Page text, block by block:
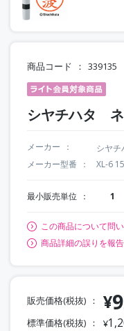
商品コード 339135
シヤチハタ
メーカー シヤチ
メーカー型番
XL-6
最小販売単位 1
この商品について問
商品詳細の誤りを報告
販売価格(税抜) ¥
標準価格(税抜) ¥